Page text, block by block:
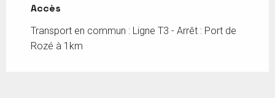
Accès
Accès
Transport en commun : Ligne T3 - Arrêt : Port de
Rozé à 1km